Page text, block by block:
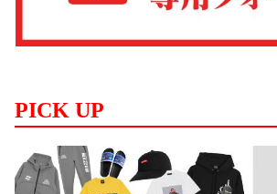
PICK UP